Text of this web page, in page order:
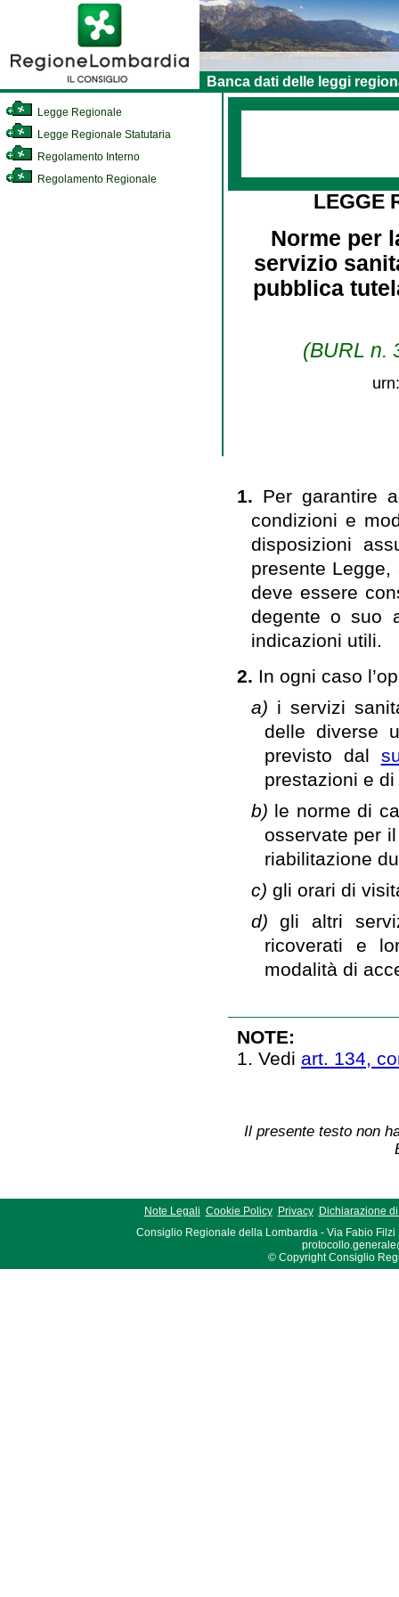
Banca dati delle leggi
Legge Regionale
Legge Regionale Statutaria
Regolamento Interno
Regolamento Regionale
LEGGE
Norme per
servizio
pubblica
(BURL n.
1. Per garantire
condizioni e
disposizioni
presente
deve essere
degente o suo
indicazioni utili.
2. In ogni caso
a) i servizi
delle diverse
previsto dal
prestazioni e
b) le norme di
osservate per
riabilitazione
c) gli orari di
d)gli altri
ricoverati e
modalità di
NOTE:
1. Vedi art. 134,
Il presente testo non
Note Legali Cookie Policy Privacy
Dichiarazione
Consiglio Regionale della Lombardia - Via Fabio Filzi
© Copyright Consiglio